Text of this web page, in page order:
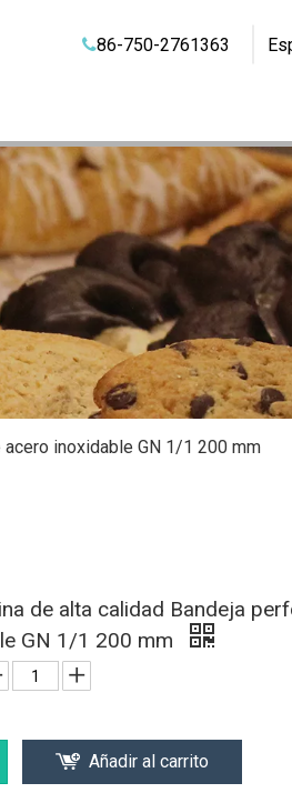
86-750-2761363
inoxidable GN 1/1 200 mm
de alta calidad Bandeja
GN 1/1 200 mm
Añadir al carrito